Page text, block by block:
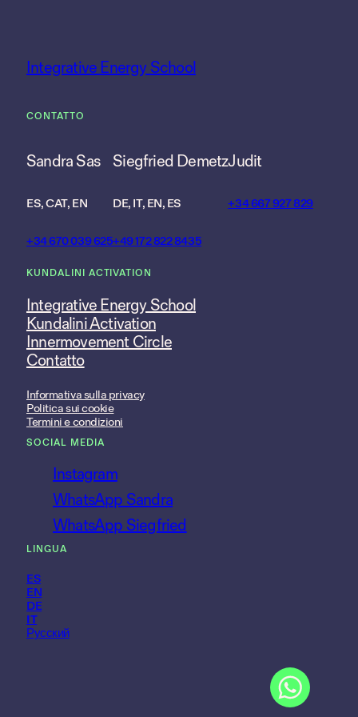
Integrative Energy School
CONTATTO
Sandra Sas
ES, CAT, EN
+34 670 039 625
Siegfried Demetz
DE, IT, EN, ES
+49 172 822 8435
Judit
+34 667 927 829
KUNDALINI ACTIVATION
Integrative Energy School
Kundalini Activation
Innermovement Circle
Contatto
Informativa sulla privacy
Politica sui cookie
Termini e condizioni
SOCIAL MEDIA
Instagram
WhatsApp Sandra
WhatsApp Siegfried
LINGUA
ES
EN
DE
IT
Русский